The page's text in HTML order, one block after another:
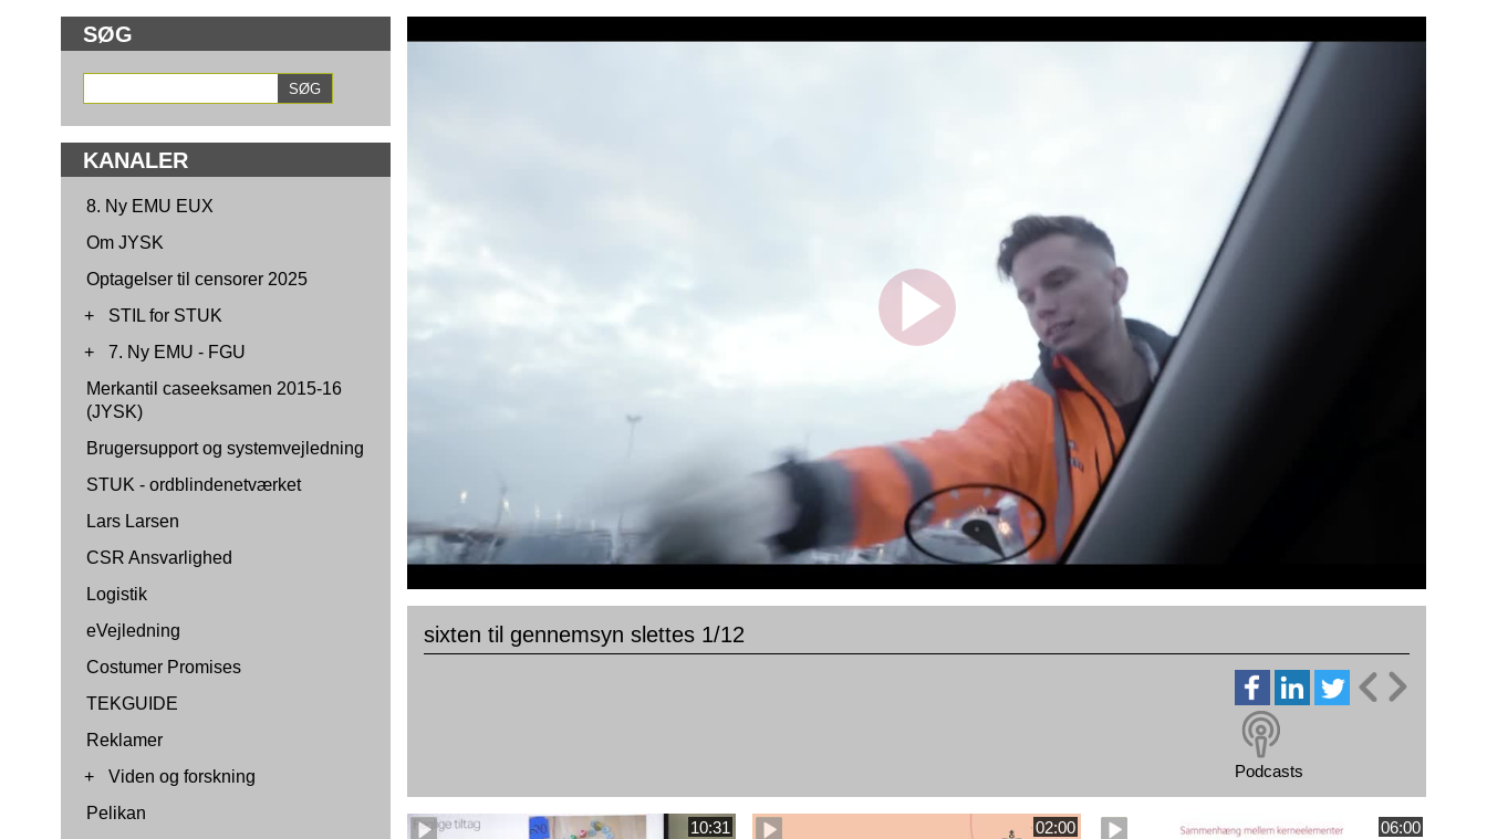
SØG
KANALER
8. Ny EMU EUX
Om JYSK
Optagelser til censorer 2025
+
STIL for STUK
+
7. Ny EMU - FGU
Merkantil caseeksamen 2015-16
(JYSK)
Brugersupport og systemvejledning
STUK - ordblindenetværket
Lars Larsen
CSR Ansvarlighed
Logistik
eVejledning
Costumer Promises
TEKGUIDE
Reklamer
+
Viden og forskning
Pelikan
sixten til gennemsyn slettes 1/12
Podcasts
10:31 02:00 06:00